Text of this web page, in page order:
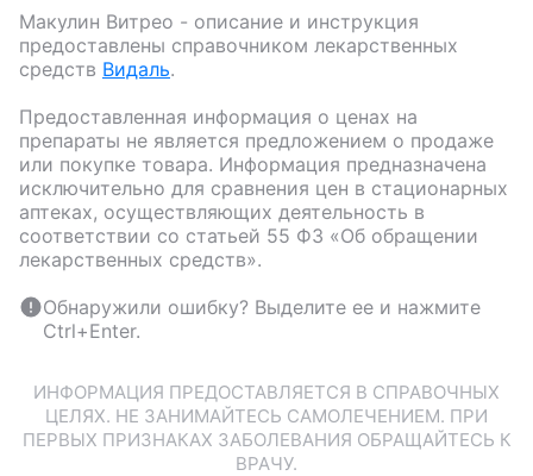
Макулин Витрео - описание и инструкция
предоставлены справочником лекарственных
средств Видаль.
Предоставленная информация о ценах на
препараты не является предложением о продаже
или покупке товара. Информация предназначена
исключительно для сравнения цен в стационарных
аптеках, осуществляющих деятельность в
соответствии со статьей 55 ФЗ «Об обращении
лекарственных средств».
Обнаружили ошибку? Выделите ее и нажмите
Ctrl+Enter.
ИНФОРМАЦИЯ ПРЕДОСТАВЛЯЕТСЯ В СПРАВОЧНЫХ
ЦЕЛЯХ. НЕ ЗАНИМАЙТЕСЬ САМОЛЕЧЕНИЕМ. ПРИ
ПЕРВЫХ ПРИЗНАКАХ ЗАБОЛЕВАНИЯ ОБРАЩАЙТЕСЬ К
ВРАЧУ.